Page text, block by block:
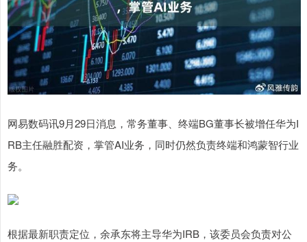
网易数码讯9月29日消息，常务董事、终端BG董事长被增任华为I
RB主任融胜配资，掌管AI业务，同时仍然负责终端和鸿蒙智行业
务。
根据最新职责定位，余承东将主导华为IRB，该委员会负责对公